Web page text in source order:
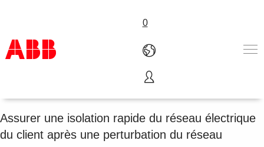
0
Produits & Services
A propos
îlotage du cPMS
Assurer une isolation rapide du réseau électrique
du client après une perturbation du réseau